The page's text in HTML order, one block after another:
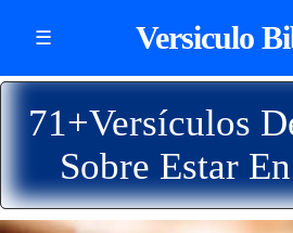
☰ Versiculo
71+Versículos
Sobre Estar